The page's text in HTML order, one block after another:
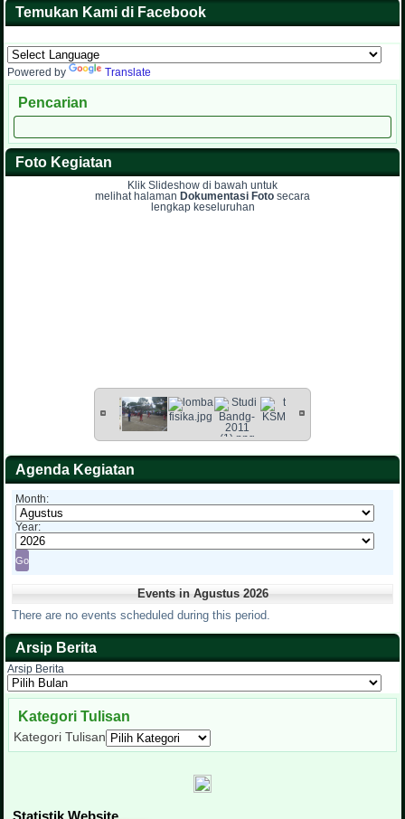
Temukan Kami di Facebook
Powered by Translate
Pencarian
Foto Kegiatan
Klik Slideshow di bawah untuk
melihat halaman Dokumentasi Foto secara
lengkap keseluruhan
Agenda Kegiatan
Month:
Year:
Events in Agustus 2026
There are no events scheduled during this period.
Arsip Berita
Arsip Berita
Kategori Tulisan
Kategori Tulisan